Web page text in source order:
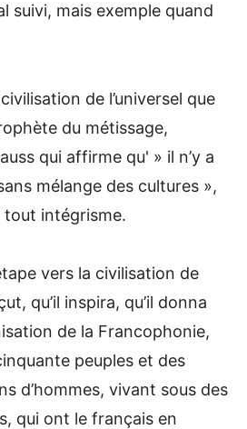
suivi, mais exemple quand
de l’universel que
du métissage,
qui affirme qu' » il n’y a
mélange des cultures »,
tout intégrisme.
vers la civilisation de
qu’il inspira, qu’il donna
de la Francophonie,
peuples et des
d’hommes, vivant sous des
qui ont le français en